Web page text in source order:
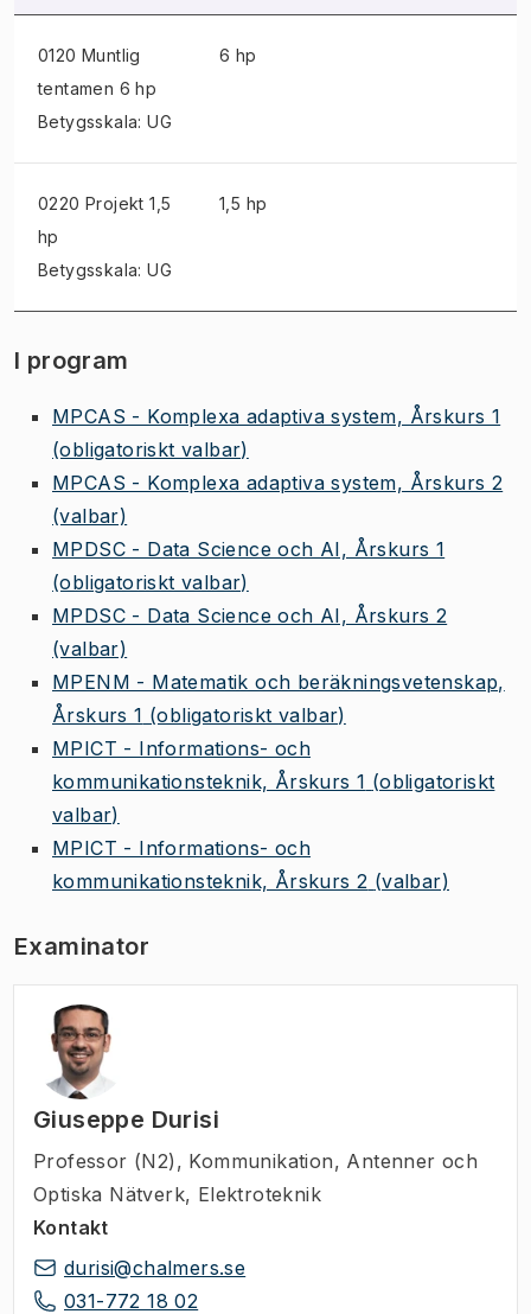
0120 Muntlig
tentamen 6 hp
Betygsskala: UG
6 hp
0220 Projekt 1,5
hp
Betygsskala: UG
1,5 hp
I program
MPCAS - Komplexa adaptiva system, Årskurs 1
(obligatoriskt valbar)
MPCAS - Komplexa adaptiva system, Årskurs 2
(valbar)
MPDSC - Data Science och AI, Årskurs 1
(obligatoriskt valbar)
MPDSC - Data Science och AI, Årskurs 2
(valbar)
MPENM - Matematik och beräkningsvetenskap,
Årskurs 1 (obligatoriskt valbar)
MPICT - Informations- och
kommunikationsteknik, Årskurs 1 (obligatoriskt
valbar)
MPICT - Informations- och
kommunikationsteknik, Årskurs 2 (valbar)
Examinator
Giuseppe Durisi
Professor (N2) , Kommunikation, Antenner och
Optiska Nätverk, Elektroteknik
Kontakt
durisi@chalmers.se
031-772 18 02